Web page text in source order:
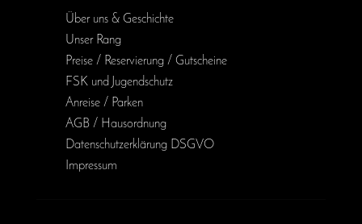
Über uns & Geschichte
Unser Rang
Preise / Reservierung / Gutscheine
FSK und Jugendschutz
Anreise / Parken
AGB / Haus­ordnung
Daten­schutz­erklärung DSGVO
Impressum